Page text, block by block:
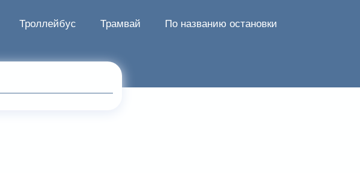
Троллейбус Трамвай По названию остановки